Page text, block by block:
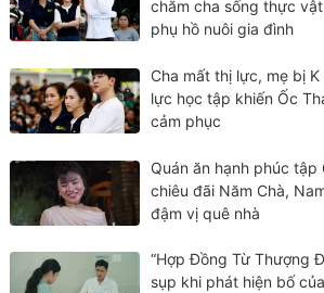
chăm cha sống thực
phụ hồ nuôi gia đình
Cha mất thị lực, mẹ bị
lực học tập khiến Ốc
cảm phục
Quán ăn hạnh phúc tập
chiêu đãi Năm Chà,
đậm vị quê nhà
“Hợp Đồng Từ Thượng
sụp khi phát hiện bố